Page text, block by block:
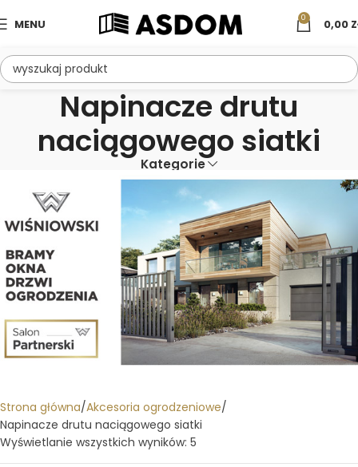
MENU 0 0,00
Napinacze drutu
naciągowego siatki
Kategorie
Strona główna Akcesoria ogrodzeniowe
Napinacze drutu naciągowego siatki
Wyświetlanie wszystkich wyników: 5